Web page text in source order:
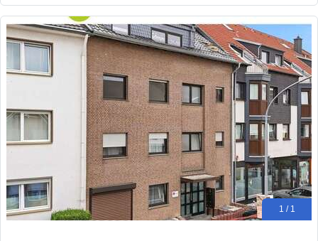
1 / 1